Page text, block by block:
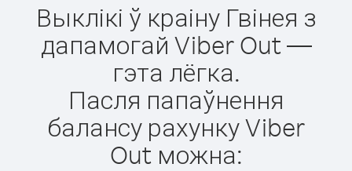
Выклікі ў краіну Гвінея з
дапамогай Viber Out —
гэта лёгка.
Пасля папаўнення
балансу рахунку Viber
Out можна: